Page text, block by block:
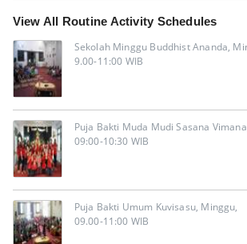
View All Routine Activity Schedules
Sekolah Minggu Buddhist Ananda,
9.00-11:00 WIB
Puja Bakti Muda Mudi Sasana
09:00-10:30 WIB
Puja Bakti Umum Kuvisasu, Minggu,
09.00-11:00 WIB